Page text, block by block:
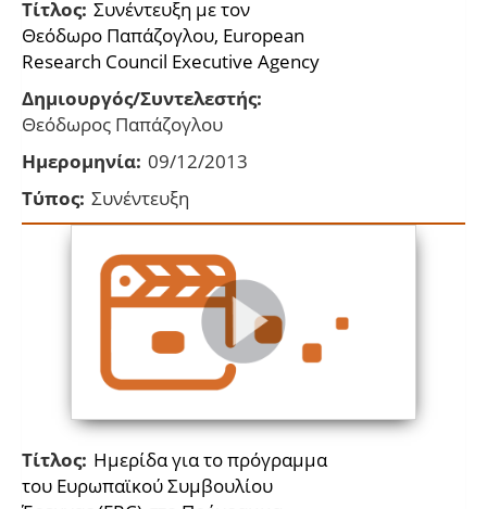
Τίτλος: Συνέντευξη με τον
Θεόδωρο Παπάζογλου, European
Research Council Executive Agency
Δημιουργός/Συντελεστής:
Θεόδωρος Παπάζογλου
Ημερομηνία: 09/12/2013
Τύπος: Συνέντευξη
Τίτλος: Ημερίδα για το πρόγραμμα
του Ευρωπαϊκού Συμβουλίου